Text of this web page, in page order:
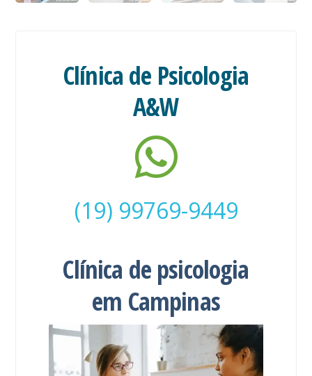
Clínica de Psicologia
A&W
(19) 99769-9449
Clínica de psicologia
em Campinas